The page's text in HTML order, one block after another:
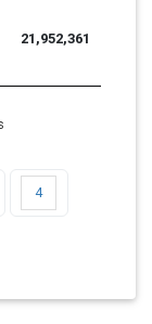
21,952,361
4